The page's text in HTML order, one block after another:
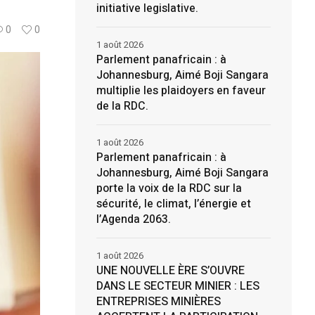
0 0
initiative legislative.
Parlement panafricain : à
Johannesburg, Aimé Boji Sangara
multiplie les plaidoyers en faveur
de la RDC.
1 août 2026
Parlement panafricain : à
Johannesburg, Aimé Boji Sangara
porte la voix de la RDC sur la
sécurité, le climat, l’énergie et
l’Agenda 2063.
1 août 2026
UNE NOUVELLE ÈRE S’OUVRE
DANS LE SECTEUR MINIER : LES
ENTREPRISES MINIÈRES
1 août 2026